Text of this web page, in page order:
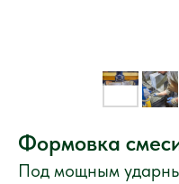
Формовка
Под мощным